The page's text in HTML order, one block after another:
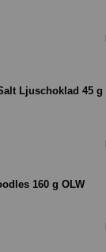
Ljuschoklad 45
160 g OLW